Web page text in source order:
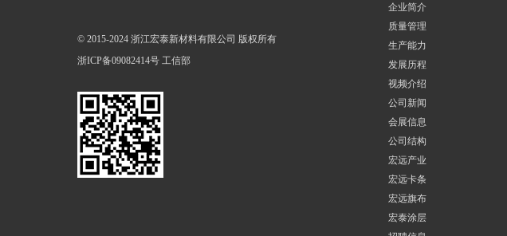
© 2015-2024 浙江宏泰新材料有限公司 版权所有
浙ICP备09082414号 工信部
企业简介
质量管理
生产能力
发展历程
视频介绍
公司新闻
会展信息
公司结构
宏远产业
宏远卡条
宏远旗布
宏泰涂层